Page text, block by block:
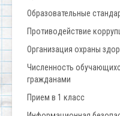
Образовательные
Противодействие
Организация охраны
Численность
гражданами
Прием в 1 класс